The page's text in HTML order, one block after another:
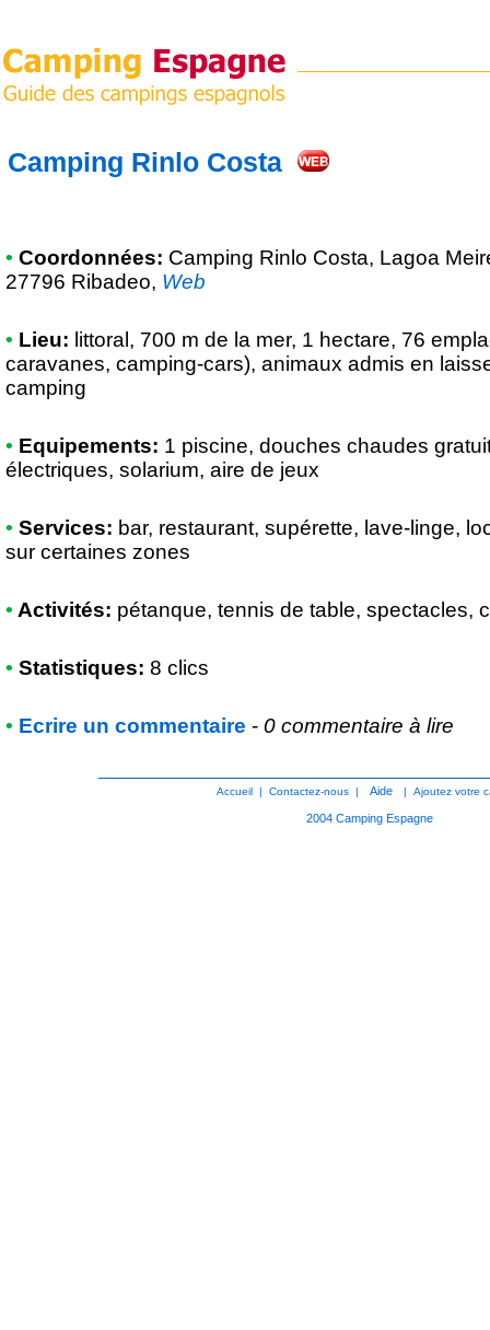
Camping Rinlo Costa
• Coordonnées: Camping Rinlo Costa, Lagoa
27796 Ribadeo, Web
• Lieu: littoral, 700 m de la mer, 1 hectare, 76
caravanes, camping-cars), animaux admis en
camping
• Equipements: 1 piscine, douches chaudes
électriques, solarium, aire de jeux
• Services: bar, restaurant, supérette, lave-linge,
sur certaines zones
• Activités: pétanque, tennis de table, spectacles,
• Statistiques: 8 clics
• Ecrire un commentaire - 0 commentaire à lire
Accueil |Contactez-nous | Aide |Ajoutez votre
2004 Camping Espagne